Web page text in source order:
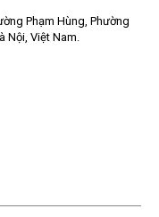
Phạm Hùng, Phường
Nội, Việt Nam.